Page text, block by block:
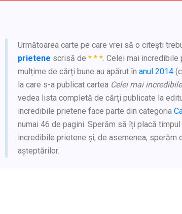
Următoarea carte pe care vrei să o citești
prietene scrisă de * * *. Celei mai incredibile
mulțime de cărți bune au apărut în anul 2014
la care s-a publicat cartea Celei mai
vedea lista completă de cărți publicate la
incredibile prietene face parte din categoria
numai 46 de pagini. Sperăm să îți placă
incredibile prietene și, de asemenea, sperăm
așteptărilor.